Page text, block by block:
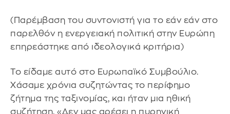
(Παρέμβαση του συντονιστή για το εάν εάν στο
παρελθόν η ενεργειακή πολιτική στην Ευρώπη
επηρεάστηκε από ιδεολογικά κριτήρια)
Το είδαμε αυτό στο Ευρωπαϊκό Συμβούλιο.
Χάσαμε χρόνια συζητώντας το περίφημο
ζήτημα της ταξινομίας, και ήταν μια ηθική
συζήτηση. «Δεν μας αρέσει η πυρηνική